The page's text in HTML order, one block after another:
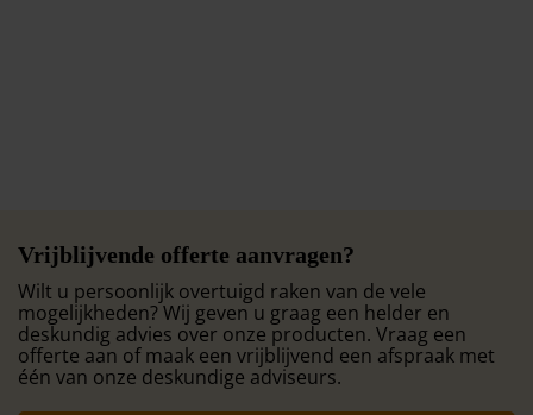
Vrijblijvende offerte aanvragen?
Wilt u persoonlijk overtuigd raken van de vele
mogelijkheden? Wij geven u graag een helder en
deskundig advies over onze producten. Vraag een
offerte aan of maak een vrijblijvend een afspraak met
één van onze deskundige adviseurs.